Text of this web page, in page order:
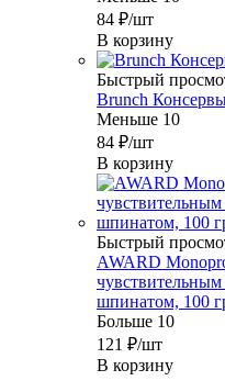
84 ₽/шт
В корзину
Быстрый
Brunch
Меньше 10
84 ₽/шт
В корзину
Быстрый
AWARD
шпинатом, 100
Больше 10
121 ₽/шт
В корзину